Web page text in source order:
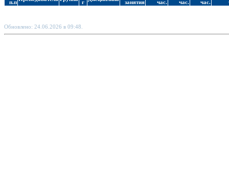
п.п
г
занятия
час.
час.
час.
Обновлено: 24.06.2026 в 09:48.